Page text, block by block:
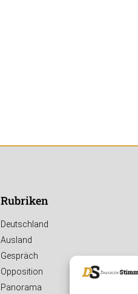
Rubriken
Deutschland
Ausland
Gespräch
Opposition
Panorama